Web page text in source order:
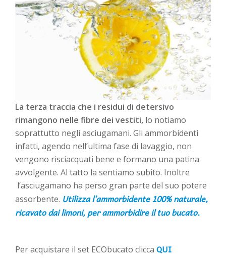
La terza traccia che i residui di detersivo
rimangono nelle fibre dei vestiti, lo notiamo
soprattutto negli asciugamani. Gli ammorbidenti
infatti, agendo nell’ultima fase di lavaggio, non
vengono risciacquati bene e formano una patina
avvolgente. Al tatto la sentiamo subito. Inoltre
l’asciugamano ha perso gran parte del suo potere
assorbente. Utilizza l’ammorbidente 100% naturale,
ricavato dai limoni, per ammorbidire il tuo bucato.
Per acquistare il set ECObucato clicca QUI